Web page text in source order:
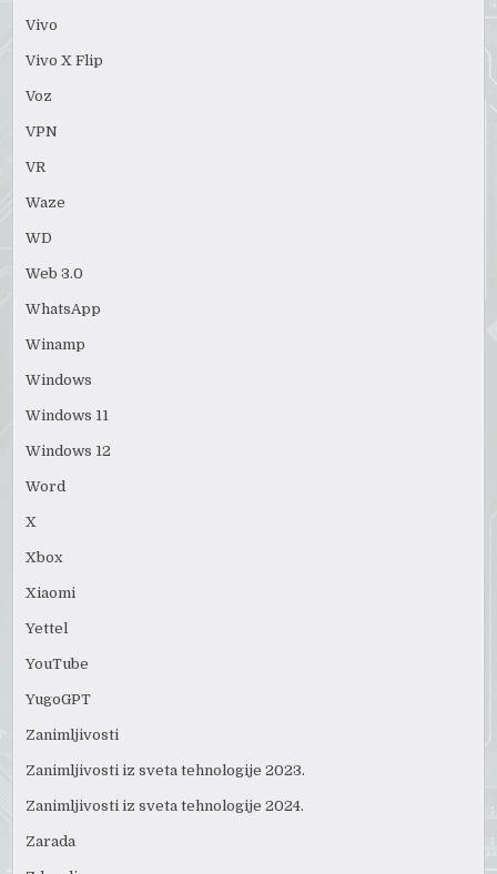
Vivo
Vivo X Flip
Voz
VPN
VR
Waze
WD
Web 3.0
WhatsApp
Winamp
Windows
Windows 11
Windows 12
Word
X
Xbox
Xiaomi
Yettel
YouTube
YugoGPT
Zanimljivosti
Zanimljivosti iz sveta tehnologije 2023.
Zanimljivosti iz sveta tehnologije 2024.
Zarada